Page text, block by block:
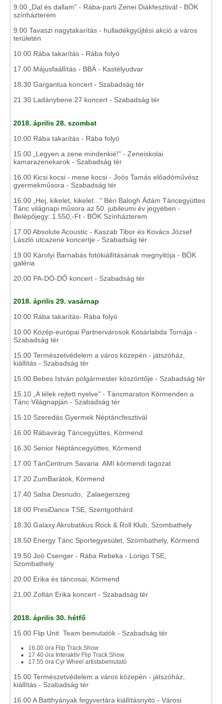
9.00 „Dal és dallam" - Rába-parti Zenei Diákfesztivál - BÖK
színházterem
9.00 Tavaszi nagytakarítás - hulladékgyűjtési akció a város
területén
10.00 Rába takarítás - Rába folyó
17.00 Májusfaállítás - BBÁ - Kastélyudvar
18.30 Gargantua koncert - Szabadság tér
21.30 Ladánybene 27 koncert - Szabadság tér
2018. április 28. szombat
10.00 Rába takarítás - Rába folyó
15.00 „Legyen a zene mindenkié!" - Zeneiskolai
kamarazenekarok - Szabadság tér
16.00 Kicsi kocsi - mese kocsi - Joós Tamás előadóművész
gyermekműsora - Szabadság tér
16.00 „Hej, kikelet, kikelet..." Béri Balogh Ádám Táncegyüttes
Tánc világnapi műsora az 50. jubileumi év jegyében -
Belépőjegy: 1.550,-Ft - BÖK Színházterem
17.00 Absolute Acoustic - Kaszab Tibor és Kovács József
László utcazene koncertje - Szabadság tér
19.00 Károlyi Barnabás fotókiállításának megnyitója - BÖK
galéria
20.00 PA-DÖ-DŐ koncert - Szabadság tér
2018. április 29. vasárnap
10.00 Rába takarítás- Rába folyó
10.00 Közép-európai Partnervárosok Kosárlabda Tornája -
Szabadság tér
15.00 Természetvédelem a város közepén - játszóház,
kiállítás - Szabadság tér
15.00 Bebes István polgármester köszöntője - Szabadság tér
15.10 „A lélek rejtett nyelve" - Táncmaraton Körmenden a
Tánc Világnapján - Szabadság tér
15.10 Szeredás Gyermek Néptáncfesztivál
16.00 Rábavirág Táncegyüttes, Körmend
16.30 Senior Néptáncegyüttes, Körmend
17.00 TánCentrum Savaria AMI körmendi tagozat
17.20 ZumBarátok, Körmend
17.40 Salsa Desnudo, Zalaegerszeg
18.00 PresiDance TSE, Szentgotthárd
18.30 Galaxy Akrobatikus Rock & Roll Klub, Szombathely
18.50 Energy Tánc Sportegyesület, Szombathely, Körmend
19.50 Joó Csenger - Rába Rebeka - Lorigo TSE,
Szombathely
20.00 Erika és táncosai, Körmend
21.00 Zoltán Erika koncert - Szabadság tér
2018. április 30. hétfő
15.00 Flip Unit Team bemutatók - Szabadság tér
16.00 óra Flip Track Show
17.40 óra Interaktív Flip Track Show
17.55 óra Cyr Wheel artistabemutató
15.00 Természetvédelem a város közepén - játszóház,
kiállítás - Szabadság tér
16.00 A Batthyányak fegyvertára kiállításnyitó - Városi